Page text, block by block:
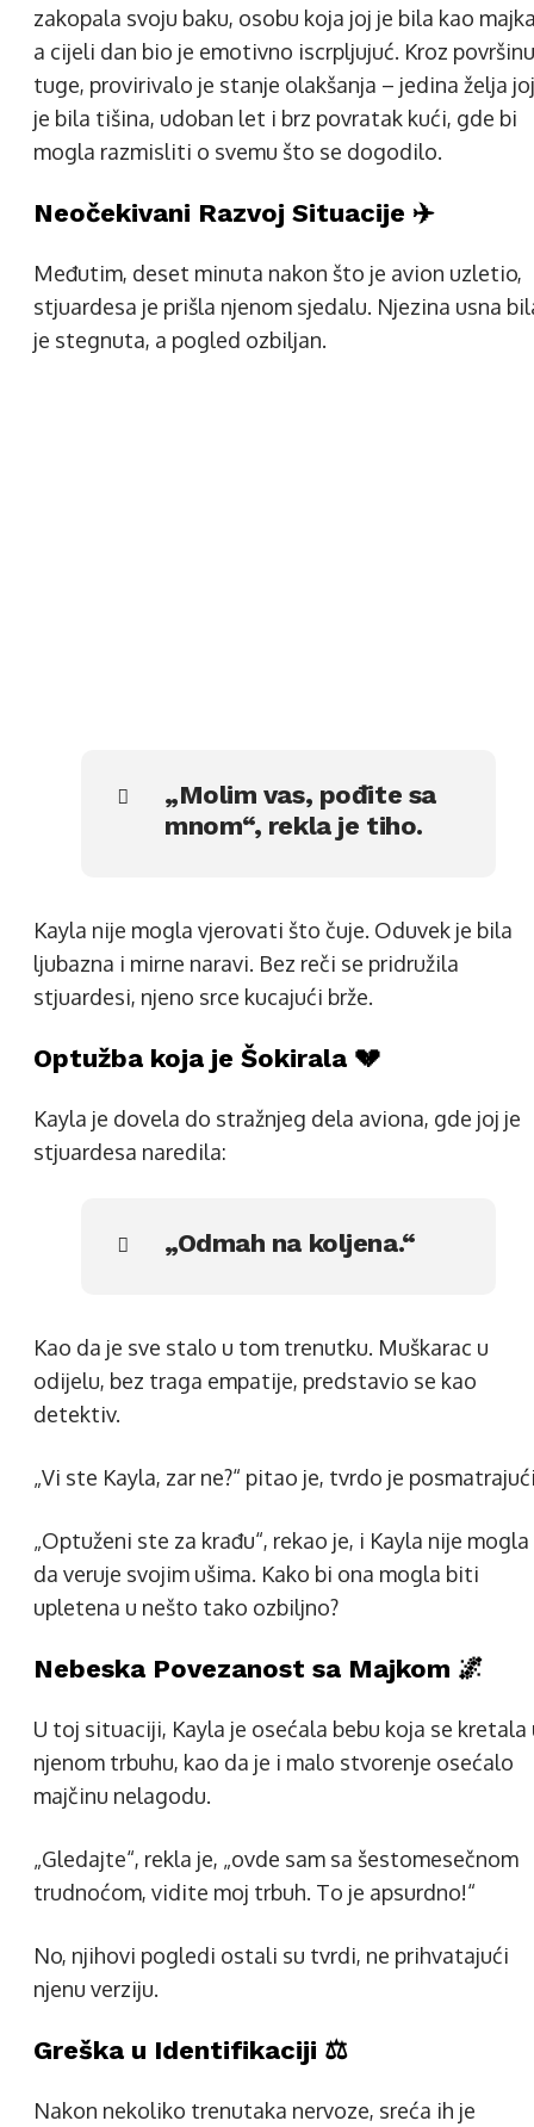
zakopala svoju baku, osobu koja joj je bila kao
a cijeli dan bio je emotivno iscrpljujuć. Kroz površinu
tuge, provirivalo je stanje olakšanja – jedina želja joj
je bila tišina, udoban let i brz povratak kući, gde bi
mogla razmisliti o svemu što se dogodilo.
Neočekivani Razvoj Situacije ✈️
Međutim, deset minuta nakon što je avion uzletio,
stjuardesa je prišla njenom sjedalu. Njezina usna
je stegnuta, a pogled ozbiljan.
„Molim vas, pođite sa
mnom“, rekla je tiho.
Kayla nije mogla vjerovati što čuje. Oduvek je bila
ljubazna i mirne naravi. Bez reči se pridružila
stjuardesi, njeno srce kucajući brže.
Optužba koja je Šokirala 💔
Kayla je dovela do stražnjeg dela aviona, gde joj je
stjuardesa naredila:
„Odmah na koljena.“
Kao da je sve stalo u tom trenutku. Muškarac u
odijelu, bez traga empatije, predstavio se kao
detektiv.
„Vi ste Kayla, zar ne?“ pitao je, tvrdo je
„Optuženi ste za krađu“, rekao je, i Kayla nije mogla
da veruje svojim ušima. Kako bi ona mogla biti
upletena u nešto tako ozbiljno?
Nebeska Povezanost sa Majkom 🌌
U toj situaciji, Kayla je osećala bebu koja se kretala
njenom trbuhu, kao da je i malo stvorenje osećalo
majčinu nelagodu.
„Gledajte“, rekla je, „ovde sam sa šestomesečnom
trudnoćom, vidite moj trbuh. To je apsurdno!“
No, njihovi pogledi ostali su tvrdi, ne prihvatajući
njenu verziju.
Greška u Identifikaciji ⚖️
Nakon nekoliko trenutaka nervoze, sreća ih je